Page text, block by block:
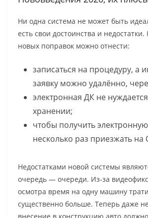
Ни одна система не может быть
есть свои достоинства и
новых поправок можно отнести:
записаться на процедуру, а
заявку можно удалённо,
электронная ДК не
хранении;
чтобы получить
несколько раз приезжать на
Недостатками новой системы
очередь — очереди. Из-за
осмотра время на одну машину
существенно больше. Теперь даже